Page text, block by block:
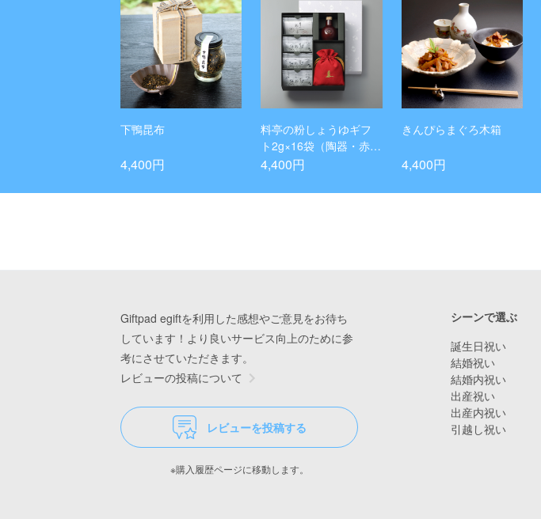
下鴨昆布
4,400円
料亭の粉しょうゆギフ
ト2g×16袋（陶器・赤巾
着）
4,400円
きんぴらまぐろ木箱
4,400円
Giftpad egiftを利用した感想やご意見をお待ち
しています！より良いサービス向上のために参
考にさせていただきます。
レビューの投稿について
レビューを投稿する
※購入履歴ページに移動します。
シーンで選ぶ
誕生日祝い
結婚祝い
結婚内祝い
出産祝い
出産内祝い
引越し祝い